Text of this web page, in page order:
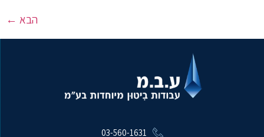
הבא ←
03-560-1631